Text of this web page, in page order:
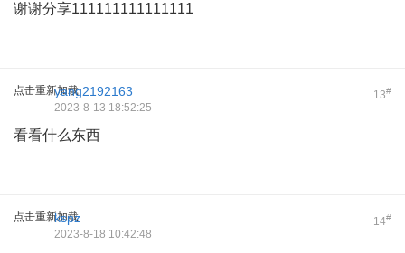
谢谢分享111111111111111
点击重新加载 13#
yang2192163
2023-8-13 18:52:25
看看什么东西
点击重新加载 14#
kspz
2023-8-18 10:42:48